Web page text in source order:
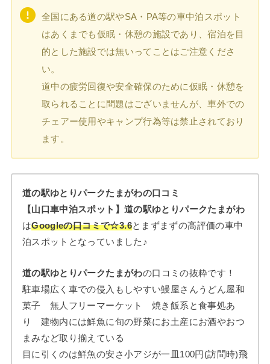
全国にある道の駅やSA・PA等の車中泊スポット
はあくまでも仮眠・休憩の施設であり、宿泊を目
的とした施設では無いってことはご注意くださ
い。
道中の疲労回復や安全確保のために仮眠・休憩を
取られることに問題はございませんが、車外での
チェアー使用やキャンプ行為等は禁止されており
ます。
道の駅ゆとりパークたまがわの口コミ
【山口車中泊スポット】道の駅ゆとりパークたまがわ
はGoogleの口コミで☆3.6とまずまずの高評価の車中
泊スポットとなっていました♪
道の駅ゆとりパークたまがわの口コミの抜粋です！
駐車場広く車での侵入もしやすい鰻屋さんうどん屋和
菓子 無人フリーマーケット 焼き飯系と食事処あ
り 建物内には鮮魚に旬の野菜にお土産にお酒やおつ
まみなど取り揃えている
目に引くのは鮮魚の安さ小アジが一皿100円(訪問時)飛